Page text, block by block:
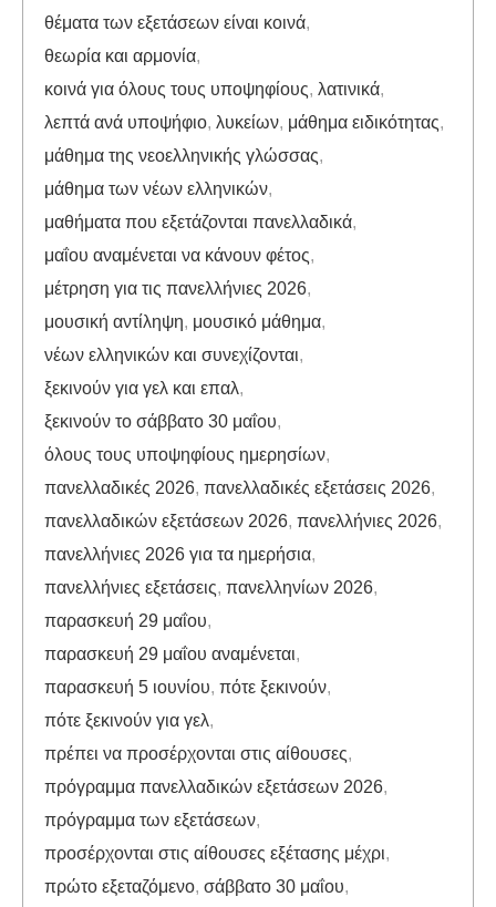
θέματα των εξετάσεων είναι κοινά,
θεωρία και αρμονία,
κοινά για όλους τους υποψηφίους, λατινικά,
λεπτά ανά υποψήφιο, λυκείων, μάθημα ειδικότητας,
μάθημα της νεοελληνικής γλώσσας,
μάθημα των νέων ελληνικών,
μαθήματα που εξετάζονται πανελλαδικά,
μαΐου αναμένεται να κάνουν φέτος,
μέτρηση για τις πανελλήνιες 2026,
μουσική αντίληψη, μουσικό μάθημα,
νέων ελληνικών και συνεχίζονται,
ξεκινούν για γελ και επαλ,
ξεκινούν το σάββατο 30 μαΐου,
όλους τους υποψηφίους ημερησίων,
πανελλαδικές 2026, πανελλαδικές εξετάσεις 2026,
πανελλαδικών εξετάσεων 2026, πανελλήνιες 2026,
πανελλήνιες 2026 για τα ημερήσια,
πανελλήνιες εξετάσεις, πανελληνίων 2026,
παρασκευή 29 μαΐου,
παρασκευή 29 μαΐου αναμένεται,
παρασκευή 5 ιουνίου, πότε ξεκινούν,
πότε ξεκινούν για γελ,
πρέπει να προσέρχονται στις αίθουσες,
πρόγραμμα πανελλαδικών εξετάσεων 2026,
πρόγραμμα των εξετάσεων,
προσέρχονται στις αίθουσες εξέτασης μέχρι,
πρώτο εξεταζόμενο, σάββατο 30 μαΐου,